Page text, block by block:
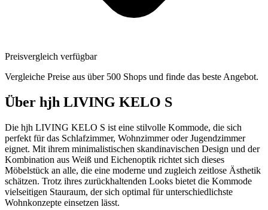
Preisvergleich verfügbar
Vergleiche Preise aus über 500 Shops und finde das beste Angebot.
Über hjh LIVING KELO S
Die hjh LIVING KELO S ist eine stilvolle Kommode, die sich
perfekt für das Schlafzimmer, Wohnzimmer oder Jugendzimmer
eignet. Mit ihrem minimalistischen skandinavischen Design und der
Kombination aus Weiß und Eichenoptik richtet sich dieses
Möbelstück an alle, die eine moderne und zugleich zeitlose Ästhetik
schätzen. Trotz ihres zurückhaltenden Looks bietet die Kommode
vielseitigen Stauraum, der sich optimal für unterschiedlichste
Wohnkonzepte einsetzen lässt.